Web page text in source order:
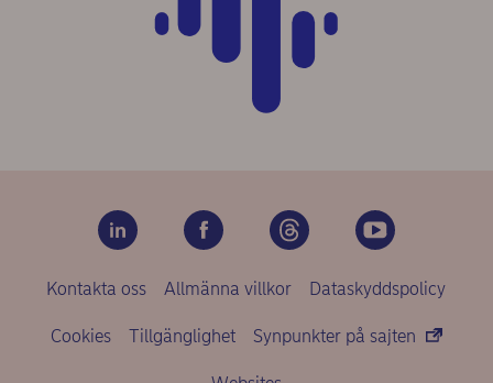
Kontakta oss Allmänna villkor Dataskyddspolicy
Cookies Tillgänglighet Synpunkter på sajten